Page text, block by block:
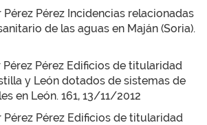
Pérez Pérez Incidencias relacionadas
de las aguas en Maján (Soria).
Pérez Pérez Edificios de titularidad
y León dotados de sistemas de
en León. 161, 13/11/2012
Pérez Pérez Edificios de titularidad